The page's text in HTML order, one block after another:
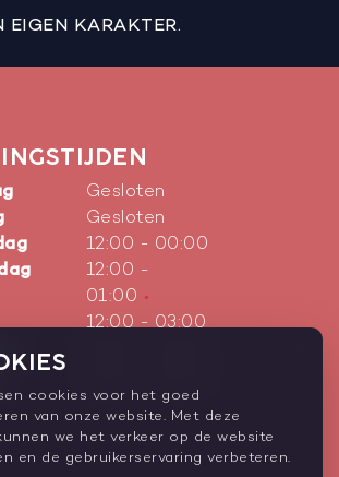
EIGEN KARAKTER.
Gesloten
Gesloten
12:00 - 00:00
12:00 -
01:00
12:00-03:00
cookies voor het goed
van onze website. Met deze
we het verkeer op de website
en de gebruikerservaring verbeteren.